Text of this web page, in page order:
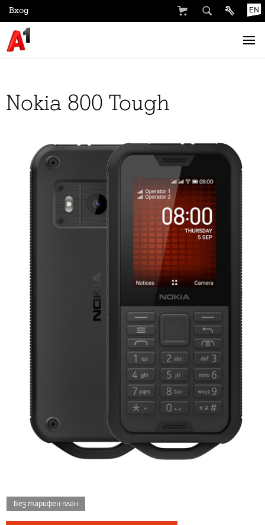
EN
Вход
Nokia 800 Tough
Без тарифен план